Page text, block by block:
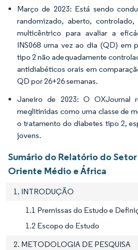
Março de 2023: Está sendo
randomizado, aberto,
multicêntrico para avaliar a
INS068 uma vez ao dia (QD) em
tipo 2 não adequadamente
antidiabéticos orais em
QD por 26+26 semanas.
Janeiro de 2023: O OXJournal
meglitinidas como uma classe de
o tratamento do diabetes tipo 2,
jovens.
Sumário do Relatório do
Oriente Médio e África
1. INTRODUÇÃO
1.1 Premissas do Estudo e
1.2 Escopo do Estudo
2. METODOLOGIA DE PESQUISA